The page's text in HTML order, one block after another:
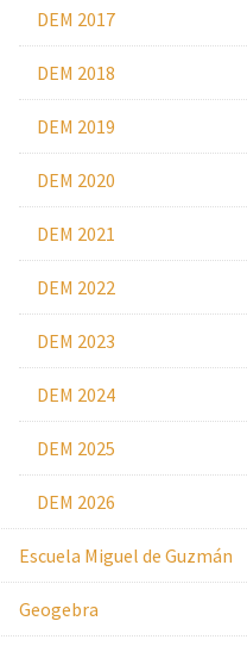
DEM 2017
DEM 2018
DEM 2019
DEM 2020
DEM 2021
DEM 2022
DEM 2023
DEM 2024
DEM 2025
DEM 2026
Escuela Miguel de Guzmán
Geogebra